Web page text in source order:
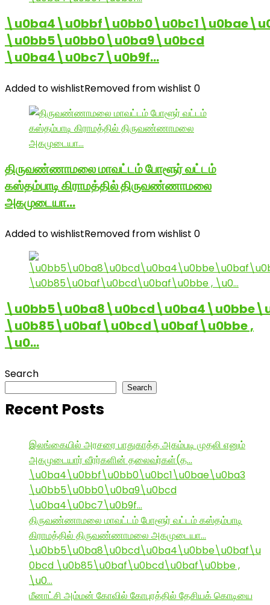
\u0bb5\u0bb0\u0ba9\u0bcd
\u0ba4\u0bc7\u0b9f…
Added to wishlistRemoved from wishlist 0
திருவண்ணாமலை மாவட்டம் போளூர் வட்டம்
கஸ்தம்பாடி கிராமத்தில் திருவண்ணாமலை
அகமுடையா…
Added to wishlistRemoved from wishlist 0
\u0b85\u0baf\u0bcd\u0baf\u0bbe ,
\u0…
Search
Search
Recent Posts
இலங்கையில் அரசரை பாதுகாத்த அகம்படி முதலி எனும்
அகமுடையார் வீரர்களின் தலைவர்கள்(த…
\u0ba4\u0bbf\u0bb0\u0bc1\u0bae\u0ba3
\u0bb5\u0bb0\u0ba9\u0bcd
\u0ba4\u0bc7\u0b9f…
திருவண்ணாமலை மாவட்டம் போளூர் வட்டம் கஸ்தம்பாடி
கிராமத்தில் திருவண்ணாமலை அகமுடையா…
\u0bb5\u0ba8\u0bcd\u0ba4\u0bbe\u0baf\u
0bcd \u0b85\u0baf\u0bcd\u0baf\u0bbe ,
\u0…
மீனாட்சி அம்மன் கோவில் கோபுரத்தில் தேசியக் கொடியை